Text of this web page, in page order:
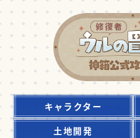
キャラクター
土地開発